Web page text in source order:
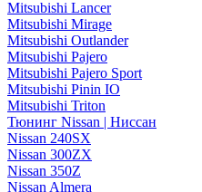
Mitsubishi Lancer
Mitsubishi Mirage
Mitsubishi Outlander
Mitsubishi Pajero
Mitsubishi Pajero Sport
Mitsubishi Pinin IO
Mitsubishi Triton
Тюнинг Nissan | Ниссан
Nissan 240SX
Nissan 300ZX
Nissan 350Z
Nissan Almera